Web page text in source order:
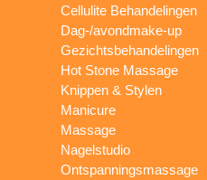
Cellulite Behandelingen
Dag-/avondmake-up
Gezichtsbehandelingen
Hot Stone Massage
Knippen & Stylen
Manicure
Massage
Nagelstudio
Ontspanningsmassage